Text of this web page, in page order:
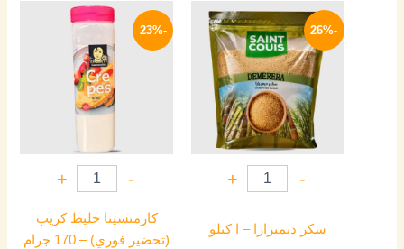
-26%
-
+
سكر ديميرارا – ا كيلو
السعر
الأصلي
هو:
200 EGP.
السعر
الحالي
هو:
149 EGP.
-23%
-
+
كارمنسيتا خليط كريب
(تحضير فوري) – 170 جرام
السعر
الأصلي
270 EGP.
السعر
الحالي
209 EGP.